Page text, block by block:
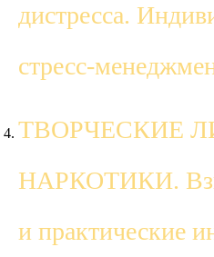
дистресса.
стресс-
ТВОРЧЕСКИЕ
НАРКОТИКИ.
и практические